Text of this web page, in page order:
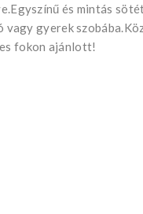
és mintás
gyerek
fokon ajánlott!